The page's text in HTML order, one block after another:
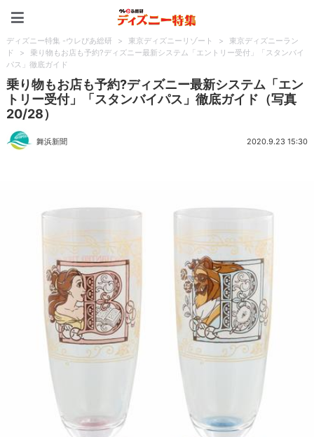
ディズニー特集 -ウレぴあ総研 > 東京ディズニーリゾート >
東京ディズニーラン
ド
>
乗り物もお店も予約?ディズニー最新システム「エントリー受付」「スタンバイ
パス」徹底ガイド
乗り物もお店も予約?ディズニー最新システム「エン
トリー受付」「スタンバイパス」徹底ガイド（写真
20/28）
舞浜新聞 2020.9.23 15:30